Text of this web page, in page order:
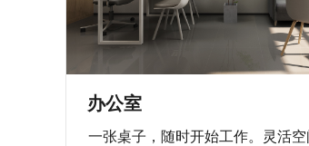
办公室
一张桌子，随时开始工作。灵活